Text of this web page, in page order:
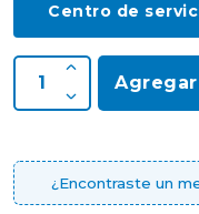
Centro de
Agregar
¿Encontraste un